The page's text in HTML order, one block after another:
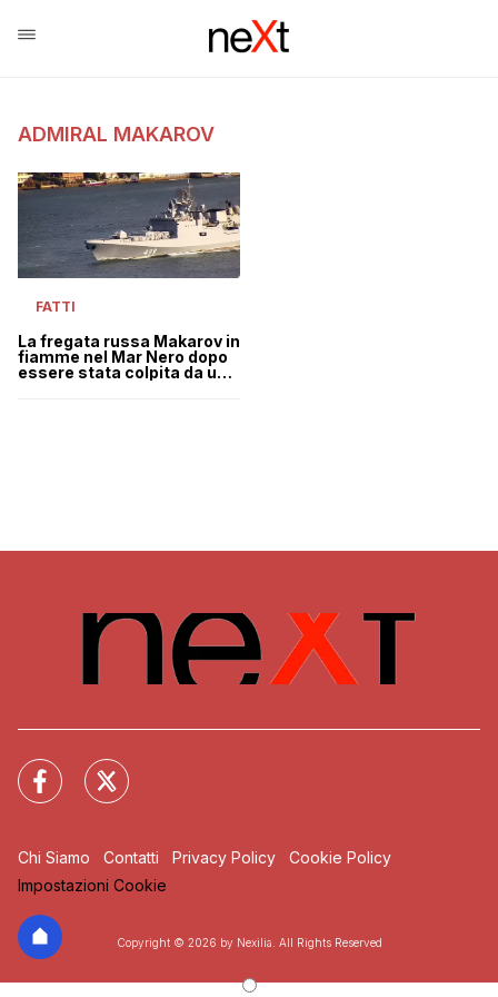
ADMIRAL MAKAROV
FATTI
La fregata russa Makarov in
fiamme nel Mar Nero dopo
essere stata colpita da un
Chi Siamo Contatti Privacy Policy
Cookie Policy
Impostazioni Cookie
Copyright © 2026 by Nexilia. All Rights Reserved